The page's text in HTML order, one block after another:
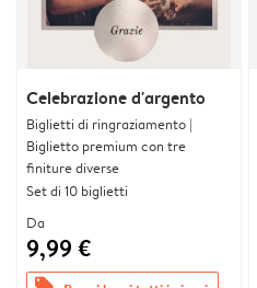
Celebrazione d'argento
Biglietti di ringraziamento |
Biglietto premium con tre
finiture diverse
Set di 10 biglietti
Da
9,99 €